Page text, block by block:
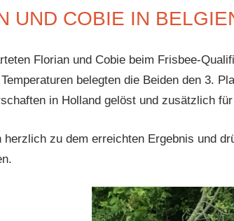
UND COBIE IN
Florian und Cobie beim Frisbee-
belegten die Beiden den 3.
in Holland gelöst und zusätzlich
herzlich zu dem erreichten Ergebnis und